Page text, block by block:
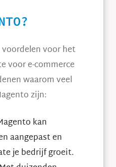
voor het
voor e-commerce
waarom veel
zijn:
kan
aangepast en
je bedrijf groeit.